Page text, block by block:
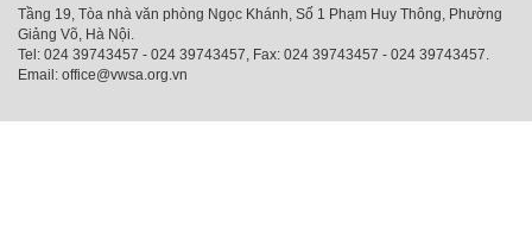
Tầng 19, Tòa nhà văn phòng Ngọc Khánh, Số 1 Phạm Huy Thông, Phường
Giảng Võ, Hà Nội.
Tel: 024 39743457 - 024 39743457, Fax: 024 39743457 - 024 39743457.
Email: office@vwsa.org.vn